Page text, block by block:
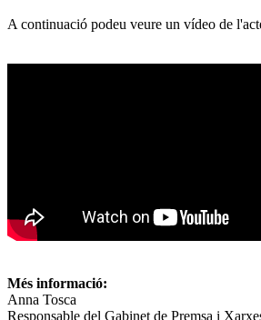
A continuació podeu veure un vídeo de
Més informació:
Anna Tosca
Responsable del Gabinet de Premsa i